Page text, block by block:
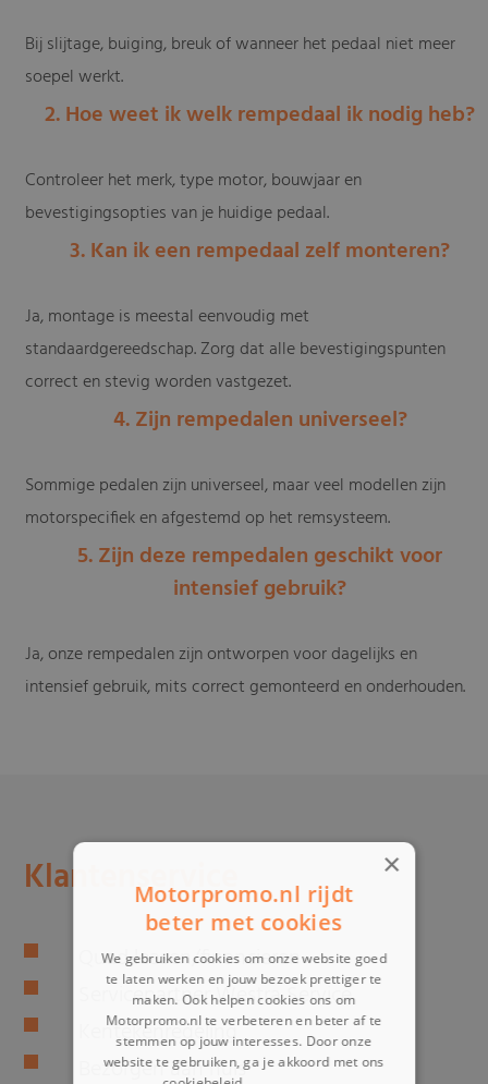
Bij slijtage, buiging, breuk of wanneer het pedaal niet meer
soepel werkt.
2. Hoe weet ik welk rempedaal ik nodig heb?
Controleer het merk, type motor, bouwjaar en
bevestigingsopties van je huidige pedaal.
3. Kan ik een rempedaal zelf monteren?
Ja, montage is meestal eenvoudig met
standaardgereedschap. Zorg dat alle bevestigingspunten
correct en stevig worden vastgezet.
4. Zijn rempedalen universeel?
Sommige pedalen zijn universeel, maar veel modellen zijn
motorspecifiek en afgestemd op het remsysteem.
5. Zijn deze rempedalen geschikt voor
intensief gebruik?
Ja, onze rempedalen zijn ontworpen voor dagelijks en
intensief gebruik, mits correct gemonteerd en onderhouden.
Klantenservice
Quad leasen/financieren
Servicepartner Westra Service
Kentekenregeling
Bezorgen aan huis
×
Motorpromo.nl rijdt
beter met cookies
We gebruiken cookies om onze website goed
te laten werken en jouw bezoek prettiger te
maken. Ook helpen cookies ons om
Motorpromo.nl te verbeteren en beter af te
stemmen op jouw interesses. Door onze
website te gebruiken, ga je akkoord met ons